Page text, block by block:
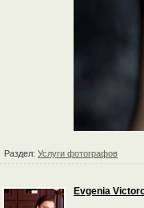
Раздел: Услуги фотографов
Evgenia